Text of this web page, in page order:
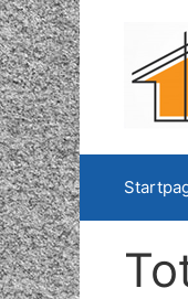
Spring
naar
de
inhoud